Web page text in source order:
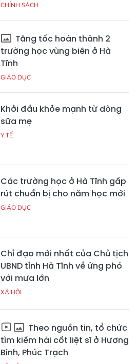
CHÍNH SÁCH
Tăng tốc hoàn thành 2
trường học vùng biên ở Hà
Tĩnh
GIÁO DỤC
Khởi đầu khỏe mạnh từ dòng
sữa mẹ
Y TẾ
Các trường học ở Hà Tĩnh gấp
rút chuẩn bị cho năm học mới
GIÁO DỤC
Chỉ đạo mới nhất của Chủ tịch
UBND tỉnh Hà Tĩnh về ứng phó
với mưa lớn
XÃ HỘI
Theo nguồn tin, tổ chức
tìm kiếm hài cốt liệt sĩ ở Hương
Bình, Phúc Trạch